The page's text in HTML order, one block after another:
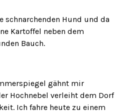
schnarchenden Hund und da
Kartoffel neben dem
Bauch.
gähnt mir
Hochnebel verleiht dem Dorf
Ich fahre heute zu einem